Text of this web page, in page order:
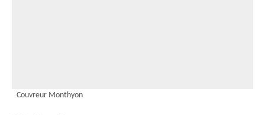
Couvreur Monthyon